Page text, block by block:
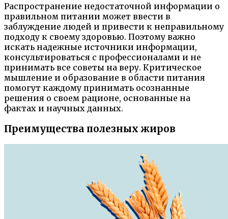
Распространение недостаточной информации о
правильном питании может ввести в
заблуждение людей и привести к неправильному
подходу к своему здоровью. Поэтому важно
искать надежные источники информации,
консультироваться с профессионалами и не
принимать все советы на веру. Критическое
мышление и образование в области питания
помогут каждому принимать осознанные
решения о своем рационе, основанные на
фактах и научных данных.
Преимущества полезных жиров